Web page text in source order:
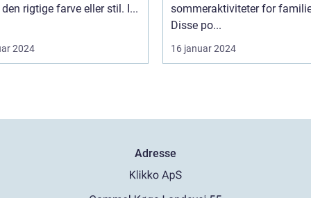
rigtige farve eller stil. I...
2024
sommeraktiviteter for
Disse po...
16 januar 2024
Adresse